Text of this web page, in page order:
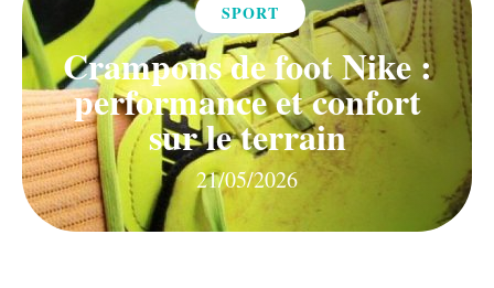
SPORT
Crampons de foot Nike :
performance et confort
sur le terrain
21/05/2026